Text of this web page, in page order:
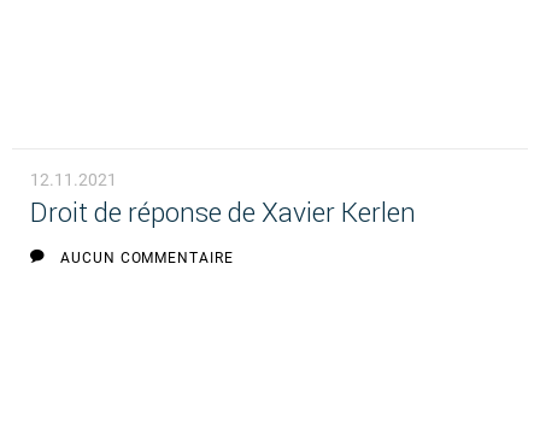
12.11.2021
Droit de réponse de Xavier Kerlen
AUCUN COMMENTAIRE